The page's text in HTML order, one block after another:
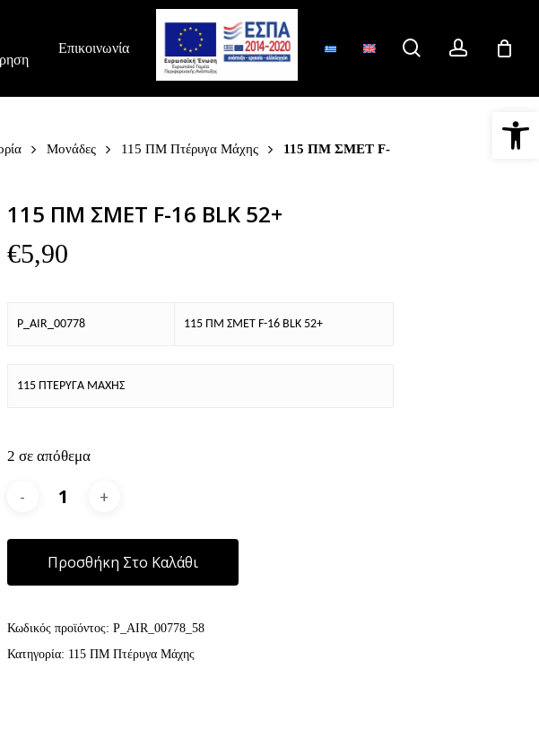
Επικοινωνία searchaccount
Μονάδες 115 ΠΜ Πτέρυγα Μάχης
115 ΠΜ ΣΜΕΤ F-
115 ΠΜ ΣΜΕΤ F-16 BLK 52+
€5,90
P_AIR_00778 115 ΠΜ ΣΜΕΤ F-16 BLK 52+
115 ΠΤΕΡΥΓΑ ΜΑΧΗΣ
2 σε απόθεμα
Προσθήκη Στο Καλάθι
Κωδικός προϊόντος: P_AIR_00778_58
Κατηγορία: 115 ΠΜ Πτέρυγα Μάχης